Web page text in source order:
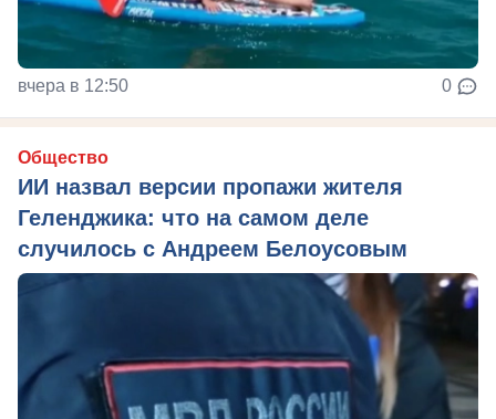
вчера в 12:50 0
Общество
ИИ назвал версии пропажи жителя
Геленджика: что на самом деле
случилось с Андреем Белоусовым